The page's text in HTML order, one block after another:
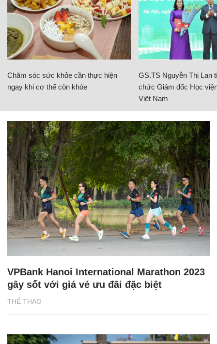
Chăm sóc sức khỏe cần thực hiện
ngay khi cơ thể còn khỏe
GS.TS Nguyễn Thị Lan
chức Giám đốc Học
Việt Nam
THỂ THAO
VPBank Hanoi International Marathon 2023
gây sốt với giá vé ưu đãi đặc biệt